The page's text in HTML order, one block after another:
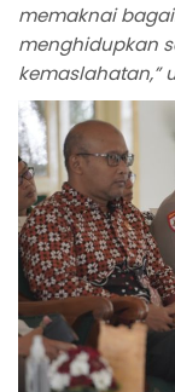
memaknai
menghidupkan
kemaslahatan,”